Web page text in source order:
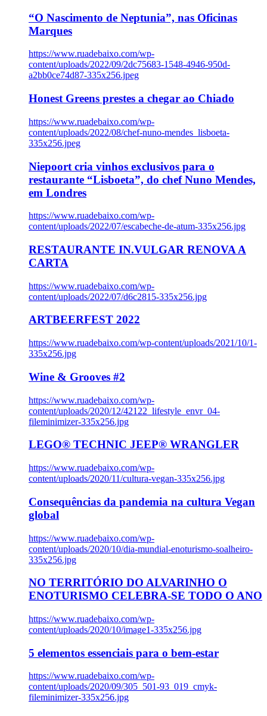
“O Nascimento de Neptunia”, nas Oficinas
Marques
https://www.ruadebaixo.com/wp-
content/uploads/2022/09/2dc75683-1548-4946-950d-
a2bb0ce74d87-335x256.jpeg
Honest Greens prestes a chegar ao Chiado
https://www.ruadebaixo.com/wp-
content/uploads/2022/08/chef-nuno-mendes_lisboeta-
335x256.jpeg
Niepoort cria vinhos exclusivos para o
restaurante “Lisboeta”, do chef Nuno Mendes,
em Londres
https://www.ruadebaixo.com/wp-
content/uploads/2022/07/escabeche-de-atum-335x256.jpg
RESTAURANTE IN.VULGAR RENOVA A
CARTA
https://www.ruadebaixo.com/wp-
content/uploads/2022/07/d6c2815-335x256.jpg
ARTBEERFEST 2022
https://www.ruadebaixo.com/wp-content/uploads/2021/10/1-
335x256.jpg
Wine & Grooves #2
https://www.ruadebaixo.com/wp-
content/uploads/2020/12/42122_lifestyle_envr_04-
fileminimizer-335x256.jpg
LEGO® TECHNIC JEEP® WRANGLER
https://www.ruadebaixo.com/wp-
content/uploads/2020/11/cultura-vegan-335x256.jpg
Consequências da pandemia na cultura Vegan
global
https://www.ruadebaixo.com/wp-
content/uploads/2020/10/dia-mundial-enoturismo-soalheiro-
335x256.jpg
NO TERRITÓRIO DO ALVARINHO O
ENOTURISMO CELEBRA-SE TODO O ANO
https://www.ruadebaixo.com/wp-
content/uploads/2020/10/image1-335x256.jpg
5 elementos essenciais para o bem-estar
https://www.ruadebaixo.com/wp-
content/uploads/2020/09/305_501-93_019_cmyk-
fileminimizer-335x256.jpg